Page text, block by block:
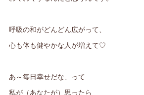
呼吸の和がどんどん広がって、
心も体も健やかな人が増えて♡
あ～毎日幸せだな、って
私が（あなたが）思ったら